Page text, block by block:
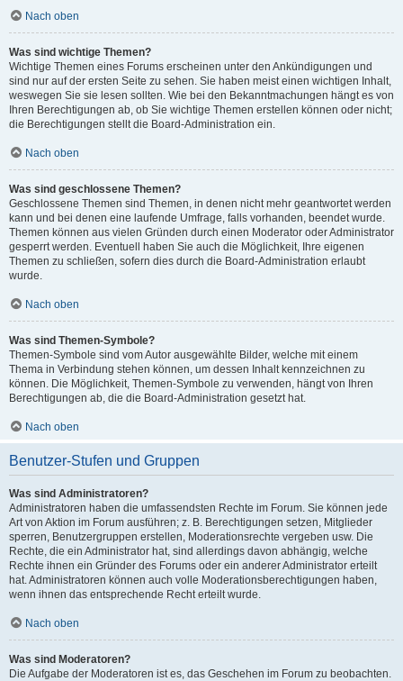
Nach oben
Was sind wichtige Themen?
Wichtige Themen eines Forums erscheinen unter den Ankündigungen und
sind nur auf der ersten Seite zu sehen. Sie haben meist einen wichtigen Inhalt,
weswegen Sie sie lesen sollten. Wie bei den Bekanntmachungen hängt es von
Ihren Berechtigungen ab, ob Sie wichtige Themen erstellen können oder nicht;
die Berechtigungen stellt die Board-Administration ein.
Nach oben
Was sind geschlossene Themen?
Geschlossene Themen sind Themen, in denen nicht mehr geantwortet werden
kann und bei denen eine laufende Umfrage, falls vorhanden, beendet wurde.
Themen können aus vielen Gründen durch einen Moderator oder Administrator
gesperrt werden. Eventuell haben Sie auch die Möglichkeit, Ihre eigenen
Themen zu schließen, sofern dies durch die Board-Administration erlaubt
wurde.
Nach oben
Was sind Themen-Symbole?
Themen-Symbole sind vom Autor ausgewählte Bilder, welche mit einem
Thema in Verbindung stehen können, um dessen Inhalt kennzeichnen zu
können. Die Möglichkeit, Themen-Symbole zu verwenden, hängt von Ihren
Berechtigungen ab, die die Board-Administration gesetzt hat.
Nach oben
Benutzer-Stufen und Gruppen
Was sind Administratoren?
Administratoren haben die umfassendsten Rechte im Forum. Sie können jede
Art von Aktion im Forum ausführen; z. B. Berechtigungen setzen, Mitglieder
sperren, Benutzergruppen erstellen, Moderationsrechte vergeben usw. Die
Rechte, die ein Administrator hat, sind allerdings davon abhängig, welche
Rechte ihnen ein Gründer des Forums oder ein anderer Administrator erteilt
hat. Administratoren können auch volle Moderationsberechtigungen haben,
wenn ihnen das entsprechende Recht erteilt wurde.
Nach oben
Was sind Moderatoren?
Die Aufgabe der Moderatoren ist es, das Geschehen im Forum zu beobachten.